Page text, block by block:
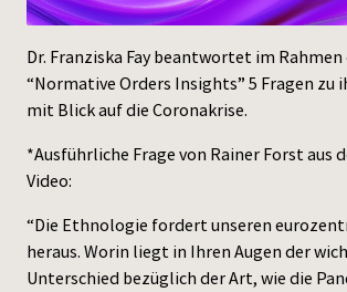
Dr. Franziska Fay beantwortet im Rahmen
“Normative Orders Insights” 5 Fragen zu
mit Blick auf die Coronakrise.
*Ausführliche Frage von Rainer Forst aus
Video:
“Die Ethnologie fordert unseren
heraus. Worin liegt in Ihren Augen der
Unterschied bezüglich der Art, wie die